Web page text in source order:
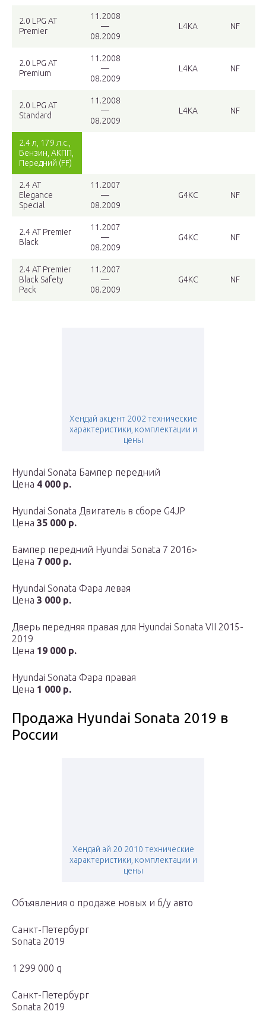
2.0 LPG AT
Premier
11.2008
—
08.2009
L4KA NF
2.0 LPG AT
Premium
11.2008
—
08.2009
L4KA NF
2.0 LPG AT
Standard
11.2008
—
08.2009
L4KA NF
2.4 л, 179 л.с.,
Бензин, АКПП,
Передний (FF)
2.4 AT
Elegance
Special
11.2007
—
08.2009
G4KC NF
2.4 AT Premier
Black
11.2007
—
08.2009
G4KC NF
2.4 AT Premier
Black Safety
Pack
11.2007
—
08.2009
G4KC NF
Хендай акцент 2002 технические
характеристики, комплектации и
цены
Hyundai Sonata Бампер передний
Цена 4 000 р.
Hyundai Sonata Двигатель в сборе G4JP
Цена 35 000 р.
Бампер передний Hyundai Sonata 7 2016>
Цена 7 000 р.
Hyundai Sonata Фара левая
Цена 3 000 р.
Дверь передняя правая для Hyundai Sonata VII 2015-
2019
Цена 19 000 р.
Hyundai Sonata Фара правая
Цена 1 000 р.
Продажа Hyundai Sonata 2019 в
России
Хендай ай 20 2010 технические
характеристики, комплектации и
цены
Объявления о продаже новых и б/у авто
Санкт-Петербург
Sonata 2019
1 299 000 q
Санкт-Петербург
Sonata 2019